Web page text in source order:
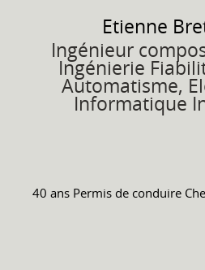
Etienne
Ingénieur
Ingénierie
Automatisme,
Informatique
40 ans Permis de conduire